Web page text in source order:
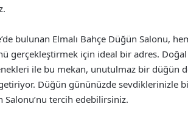
bulunan Elmalı Bahçe Düğün Salonu,
gerçekleştirmek için ideal bir adres.
ile bu mekan, unutulmaz bir düğün
Düğün gününüzde sevdiklerinizle
Salonu’nu tercih edebilirsiniz.